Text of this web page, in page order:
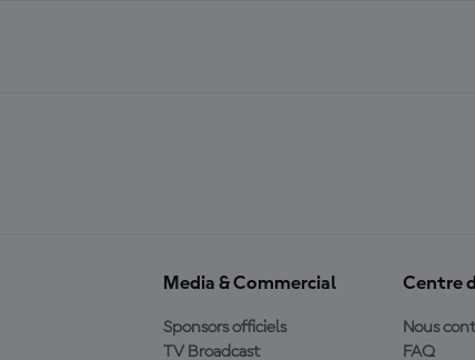
Media & Commercial
Sponsors officiels
TV Broadcast
Centre
Nous
FAQ